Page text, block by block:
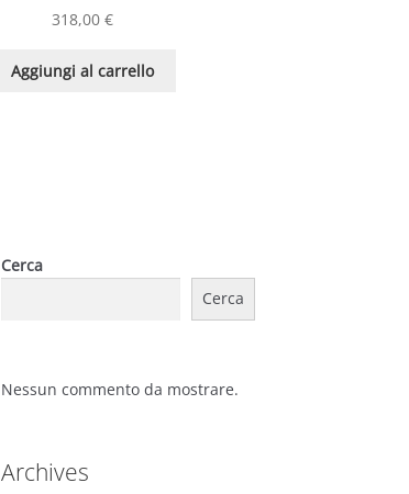
318,00€
Aggiungi al carrello
Cerca
Cerca
Nessun commento da mostrare.
Archives